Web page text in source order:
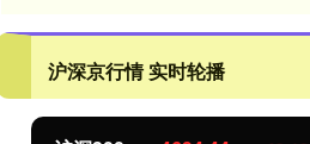
沪深京行情 实时轮播